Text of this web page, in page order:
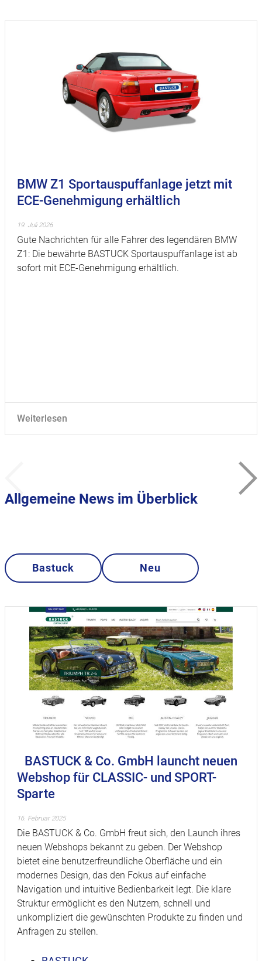
BMW Z1 Sportauspuffanlage jetzt mit
ECE-Genehmigung erhältlich
19. Juli 2026
Gute Nachrichten für alle Fahrer des legendären BMW
Z1: Die bewährte BASTUCK Sportauspuffanlage ist ab
sofort mit ECE-Genehmigung erhältlich.
Weiterlesen
Allgemeine News im Überblick
Bastuck Neu
BASTUCK & Co. GmbH launcht neuen
Webshop für CLASSIC- und SPORT-
Sparte
16. Februar 2025
Die BASTUCK & Co. GmbH freut sich, den Launch ihres
neuen Webshops bekannt zu geben. Der Webshop
bietet eine benutzerfreundliche Oberfläche und ein
modernes Design, das den Fokus auf einfache
Navigation und intuitive Bedienbarkeit legt. Die klare
Struktur ermöglicht es den Nutzern, schnell und
unkompliziert die gewünschten Produkte zu finden und
Anfragen zu stellen.